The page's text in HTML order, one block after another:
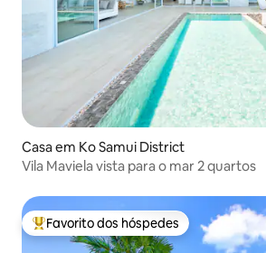
Casa em Ko Samui District
Vila Maviela vista para o mar 2 quartos
Favoritos dos hóspedes mais apreciados
Favorito dos hóspedes